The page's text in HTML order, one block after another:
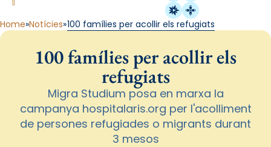
Radio Estel
Catalunya
Home Notícies 100 famílies per acollir els refugiats
100 famílies per acollir els
refugiats
Migra Studium posa en marxa la
campanya hospitalaris.org per l'acolliment
de persones refugiades o migrants durant
3 mesos